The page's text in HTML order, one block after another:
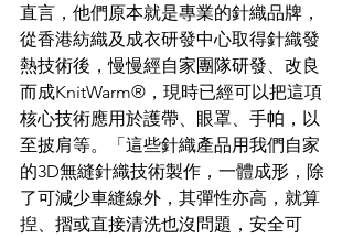
直言，他們原本就是專業的針織品牌，
從香港紡織及成衣研發中心取得針織發
熱技術後，慢慢經自家團隊研發、改良
而成KnitWarm®，現時已經可以把這項
核心技術應用於護帶、眼罩、手帕，以
至披肩等。「這些針織產品用我們自家
的3D無縫針織技術製作，一體成形，除
了可減少車縫線外，其彈性亦高，就算
揑、摺或直接清洗也沒問題，安全可